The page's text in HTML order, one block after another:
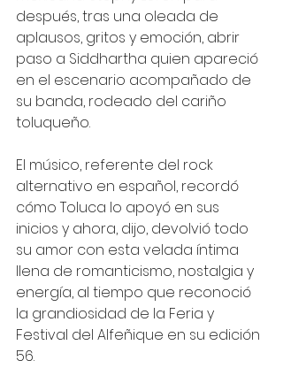
después, tras una oleada de
aplausos, gritos y emoción, abrir
paso a Siddhartha quien apareció
en el escenario acompañado de
su banda, rodeado del cariño
toluqueño.
El músico, referente del rock
alternativo en español, recordó
cómo Toluca lo apoyó en sus
inicios y ahora, dijo, devolvió todo
su amor con esta velada íntima
llena de romanticismo, nostalgia y
energía, al tiempo que reconoció
la grandiosidad de la Feria y
Festival del Alfeñique en su edición
56.